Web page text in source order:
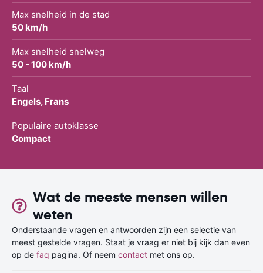
Max snelheid in de stad
50 km/h
Max snelheid snelweg
50 - 100 km/h
Taal
Engels, Frans
Populaire autoklasse
Compact
Wat de meeste mensen willen
weten
Onderstaande vragen en antwoorden zijn een selectie van
meest gestelde vragen. Staat je vraag er niet bij kijk dan even
op de faq pagina. Of neem contact met ons op.